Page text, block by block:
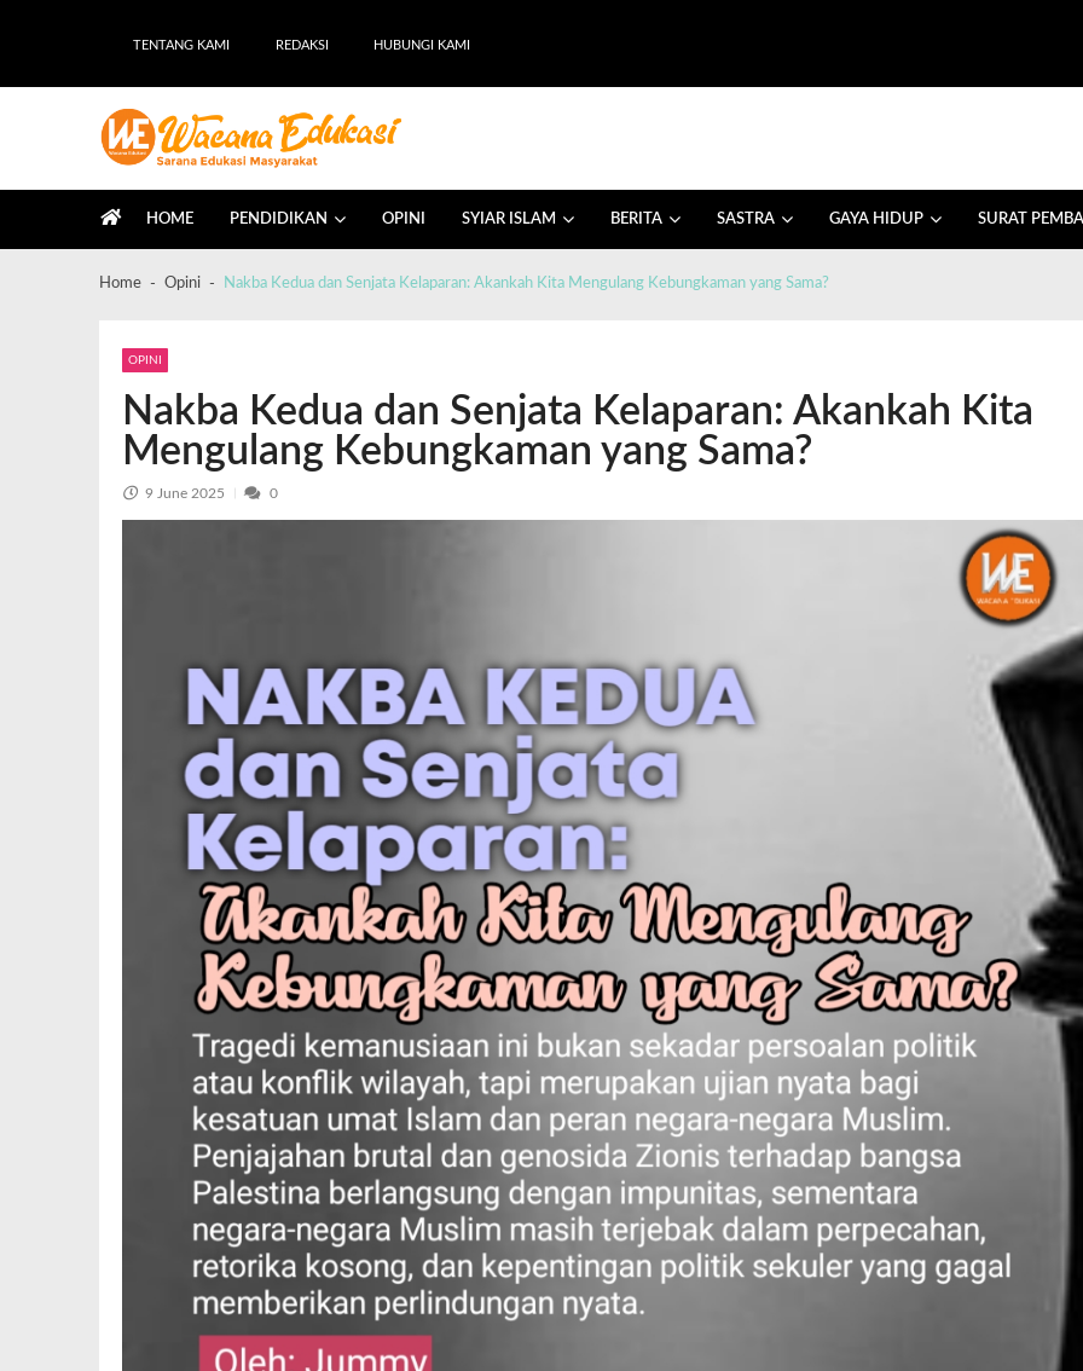
TENTANG KAMI REDAKSI HUBUNGI KAMI
HOME PENDIDIKAN OPINI SYIAR ISLAM BERITA SASTRA GAYA HIDUP SURAT
Home Opini Nakba Kedua dan Senjata Kelaparan: Akankah Kita Mengulang Kebungkaman yang Sama?
OPINI
Nakba Kedua dan Senjata Kelaparan: Akankah Kita
Mengulang Kebungkaman yang Sama?
9 June 2025 0